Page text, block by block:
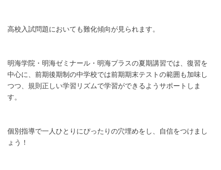
高校入試問題においても難化傾向が見られます。
明海学院・明海ゼミナール・明海プラスの夏期講習では、復習を
中心に、前期後期制の中学校では前期期末テストの範囲も加味し
つつ、規則正しい学習リズムで学習ができるようサポートしま
す。
個別指導で一人ひとりにぴったりの穴埋めをし、自信をつけまし
ょう！